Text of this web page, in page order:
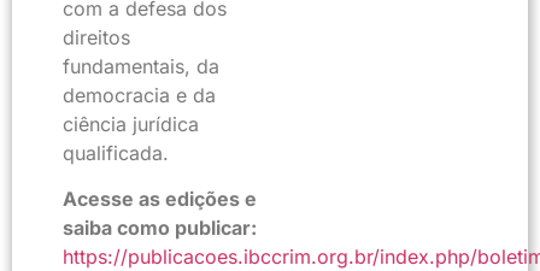
com a defesa dos
direitos
fundamentais, da
democracia e da
ciência jurídica
qualificada.
Acesse as edições e
saiba como publicar:
https://publicacoes.ibccrim.org.br/index.php/